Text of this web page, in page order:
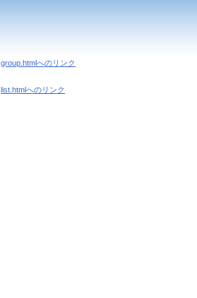
group.htmlへのリンク
list.htmlへのリンク